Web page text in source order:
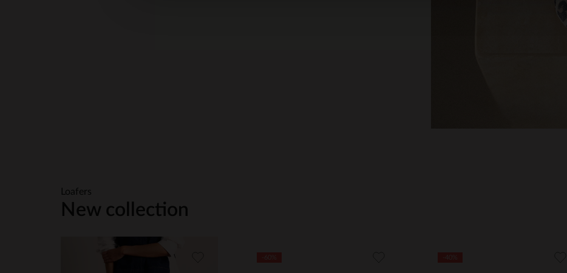
New collection
Loafers